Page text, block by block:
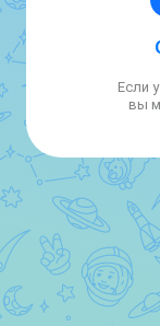
Если
вы